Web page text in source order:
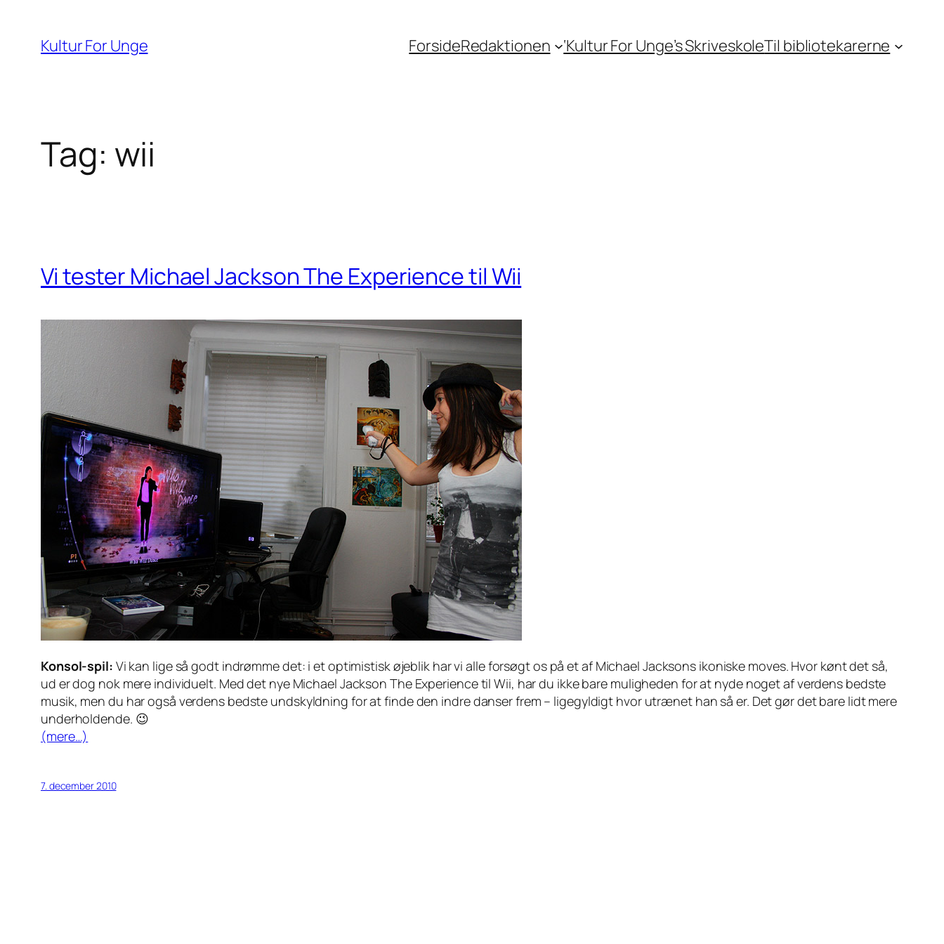
indhold
Kultur For Unge ForsideRedaktionen ‘Kultur For Unge’s SkriveskoleTil bibliotekarerne
Tag: wii
Vi tester Michael Jackson The Experience til Wii
Konsol-spil: Vi kan lige så godt indrømme det: i et optimistisk øjeblik har vi alle forsøgt os på et af Michael Jacksons ikoniske moves. Hvor kønt det så,
ud er dog nok mere individuelt. Med det nye Michael Jackson The Experience til Wii, har du ikke bare muligheden for at nyde noget af verdens bedste
musik, men du har også verdens bedste undskyldning for at finde den indre danser frem – ligegyldigt hvor utrænet han så er. Det gør det bare lidt mere
underholdende. 😉
(mere…)
7. december 2010